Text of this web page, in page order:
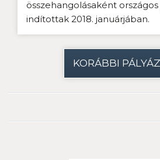
összehangolásaként
indítottak 2018. januárjában.
KORÁBBI